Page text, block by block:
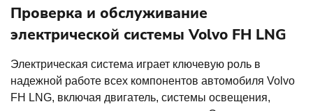
Проверка и обслуживание
электрической системы Volvo FH LNG
Электрическая система играет ключевую роль в
надежной работе всех компонентов автомобиля Volvo
FH LNG, включая двигатель, системы освещения,